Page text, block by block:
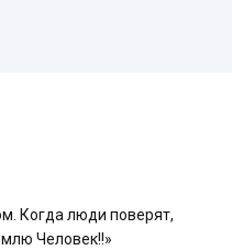
Когда люди поверят,
Человек!!»